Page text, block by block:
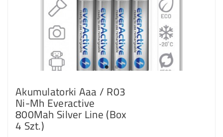
Akumulatorki Aaa / R03
Ni-Mh Everactive
800Mah Silver Line (Box
4 Szt.)